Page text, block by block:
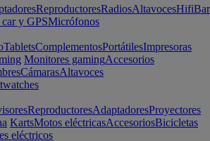
ReproductoresRadiosAltavocesHifi
y GPSMicrófonos
TabletsComplementosPortátilesImpresoras
Monitores gamingAccesorios
CámarasAltavoces
ReproductoresAdaptadoresProyectores
KartsMotos eléctricasAccesoriosBicicletas
eléctricos